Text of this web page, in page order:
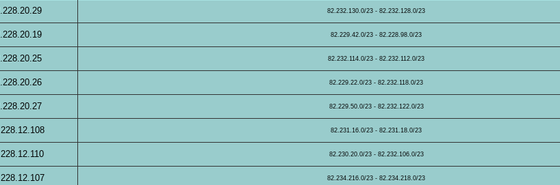
82.232.130.0/23 - 82.232.128.0/23
82.229.42.0/23 - 82.228.98.0/23
82.232.114.0/23 - 82.232.112.0/23
82.229.22.0/23 - 82.232.118.0/23
82.229.50.0/23 - 82.232.122.0/23
82.231.16.0/23 - 82.231.18.0/23
82.230.20.0/23 - 82.232.106.0/23
82.234.216.0/23 - 82.234.218.0/23